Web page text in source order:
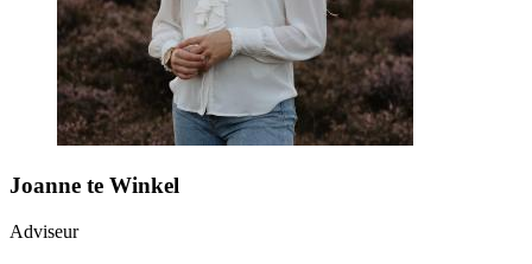
Joanne te Winkel
Adviseur